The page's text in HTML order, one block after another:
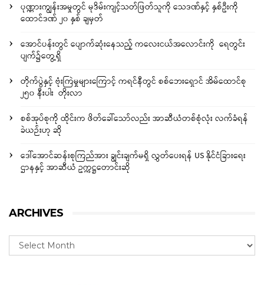
ပုဏ္ဏားကျွန်းအမှုတွင် မုဒိမ်းကျင့်သတ်ဖြတ်သူကို သေဒဏ်နှင့် နှစ်ဦးကို
ထောင်ဒဏ် ၂၀ နှစ် ချမှတ်
အောင်ပန်းတွင် ပျောက်ဆုံးနေသည့် ကလေးငယ်အလောင်းကို ရေတွင်း
ပျက်၌တွေ့ရှိ
တိုက်ပွဲနှင့် ဗုံးကြဲမှုများကြောင့် ကရင်နီတွင် စစ်ဘေးရှောင် အိမ်ထောင်စု
၂၅၀ နီးပါး တိုးလာ
စစ်အုပ်စုကို ထိုင်းက ဖိတ်ခေါ်သော်လည်း အာဆီယံတစ်စုံလုံး လက်ခံရန်
ခဲယဉ်းဟု ဆို
ဒေါ်အောင်ဆန်းစုကြည်အား ချွင်းချက်မရှိ လွှတ်ပေးရန် US နိုင်ငံခြားရေး
ဌာနနှင့် အာဆီယံ ဥက္ကဋ္ဌတောင်းဆို
ARCHIVES